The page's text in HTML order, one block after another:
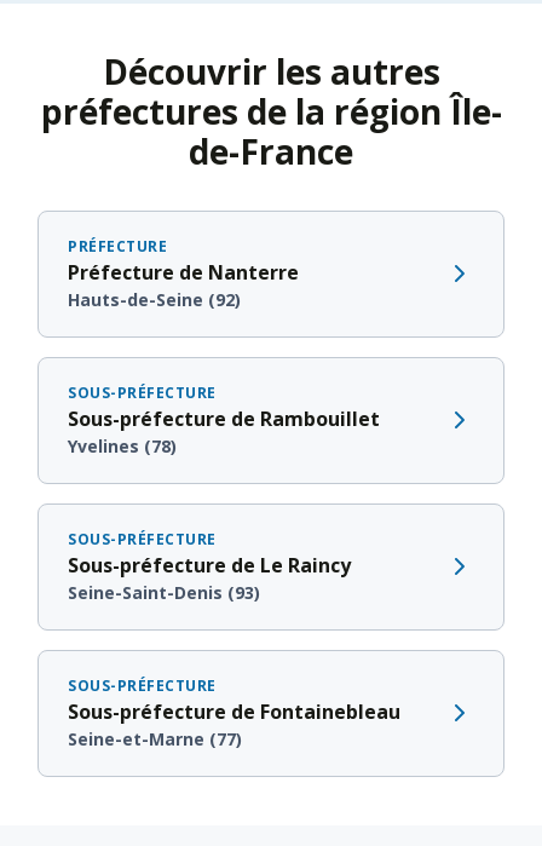
Découvrir les autres
préfectures de la région Île-
de-France
PRÉFECTURE
Préfecture de Nanterre
Hauts-de-Seine (92)
SOUS-PRÉFECTURE
Sous-préfecture de Rambouillet
Yvelines (78)
SOUS-PRÉFECTURE
Sous-préfecture de Le Raincy
Seine-Saint-Denis (93)
SOUS-PRÉFECTURE
Sous-préfecture de Fontainebleau
Seine-et-Marne (77)